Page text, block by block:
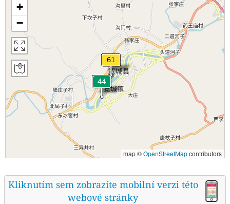
+
−
map ©OpenStreetMapcontributors
Kliknutím sem zobrazíte mobilní verzi této
webové stránky